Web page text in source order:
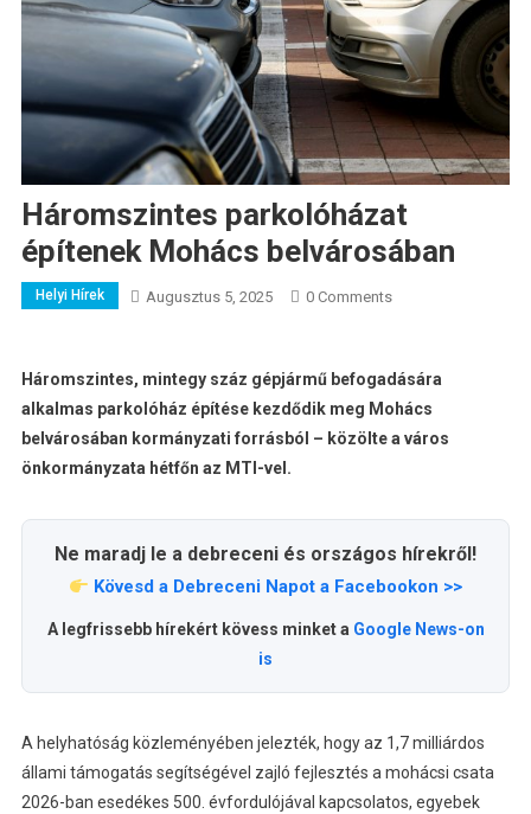
Háromszintes parkolóházat
építenek Mohács belvárosában
Helyi Hírek Augusztus 5, 2025 0 Comments
Háromszintes, mintegy száz gépjármű befogadására
alkalmas parkolóház építése kezdődik meg Mohács
belvárosában kormányzati forrásból – közölte a város
önkormányzata hétfőn az MTI-vel.
Ne maradj le a debreceni és országos hírekről!
Kövesd a Debreceni Napot a Facebookon >>
A legfrissebb hírekért kövess minket a Google News-on
is
A helyhatóság közleményében jelezték, hogy az 1,7 milliárdos
állami támogatás segítségével zajló fejlesztés a mohácsi csata
2026-ban esedékes 500. évfordulójával kapcsolatos, egyebek